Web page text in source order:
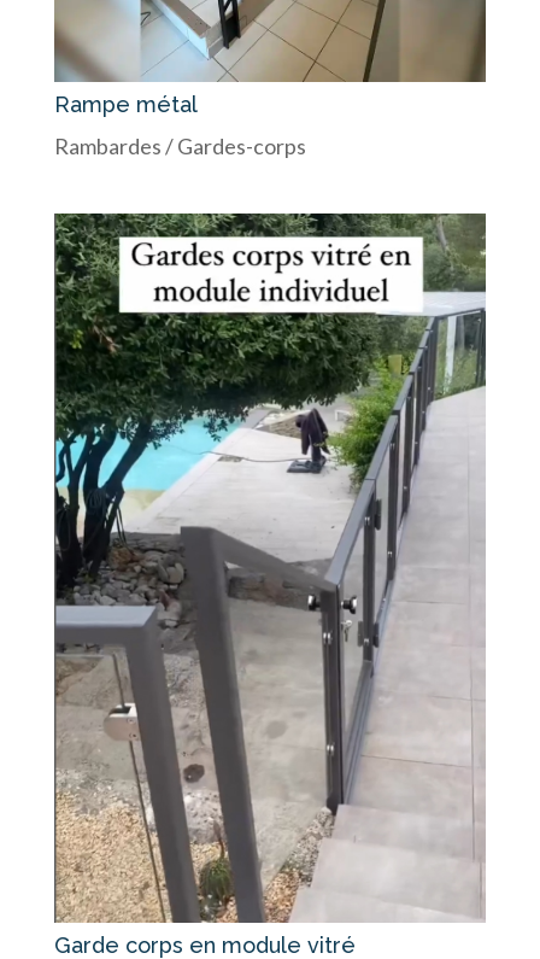
Rampe métal
Rambardes / Gardes-corps
Garde corps en module vitré